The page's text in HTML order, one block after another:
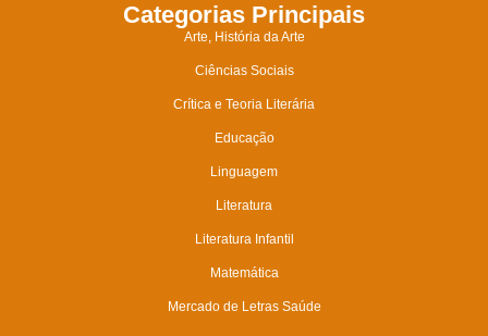
Categorias Principais
Arte, História da Arte
Ciências Sociais
Crítica e Teoria Literária
Educação
Linguagem
Literatura
Literatura Infantil
Matemática
Mercado de Letras Saúde